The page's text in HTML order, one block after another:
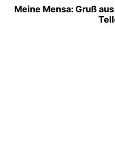
Meine Mensa: Gruß